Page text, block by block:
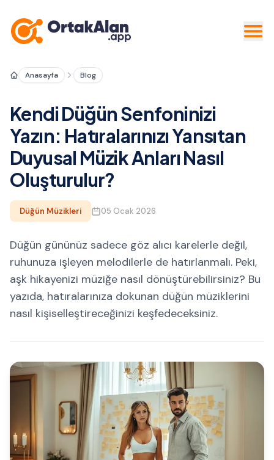
Anasayfa Blog
Kendi Düğün Senfoninizi
Yazın: Hatıralarınızı Yansıtan
Duyusal Müzik Anları Nasıl
Oluşturulur?
Düğün Müzikleri 05 Ocak 2026
Düğün gününüz sadece göz alıcı karelerle değil,
ruhunuza işleyen melodilerle de hatırlanmalı. Peki,
aşk hikayenizi müziğe nasıl dönüştürebilirsiniz? Bu
yazıda, hatıralarınıza dokunan düğün müziklerini
nasıl kişiselleştireceğinizi keşfedeceksiniz.